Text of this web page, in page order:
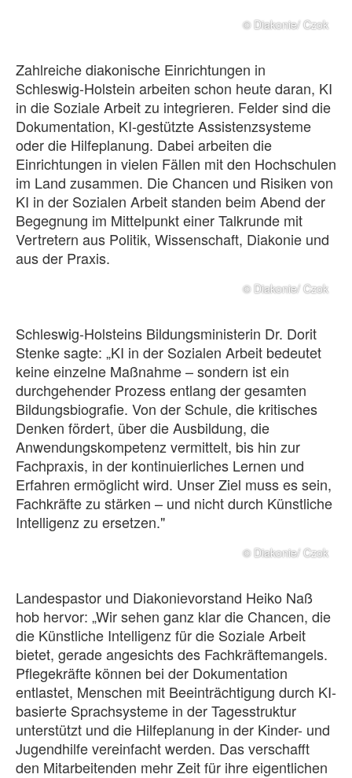
© Diakonie/ Czok
Zahlreiche diakonische Einrichtungen in
Schleswig-Holstein arbeiten schon heute daran, KI
in die Soziale Arbeit zu integrieren. Felder sind die
Dokumentation, KI-gestützte Assistenzsysteme
oder die Hilfeplanung. Dabei arbeiten die
Einrichtungen in vielen Fällen mit den Hochschulen
im Land zusammen. Die Chancen und Risiken von
KI in der Sozialen Arbeit standen beim Abend der
Begegnung im Mittelpunkt einer Talkrunde mit
Vertretern aus Politik, Wissenschaft, Diakonie und
aus der Praxis.
© Diakonie/ Czok
Schleswig-Holsteins Bildungsministerin Dr. Dorit
Stenke sagte: „KI in der Sozialen Arbeit bedeutet
keine einzelne Maßnahme – sondern ist ein
durchgehender Prozess entlang der gesamten
Bildungsbiografie. Von der Schule, die kritisches
Denken fördert, über die Ausbildung, die
Anwendungskompetenz vermittelt, bis hin zur
Fachpraxis, in der kontinuierliches Lernen und
Erfahren ermöglicht wird. Unser Ziel muss es sein,
Fachkräfte zu stärken – und nicht durch Künstliche
Intelligenz zu ersetzen."
© Diakonie/ Czok
Landespastor und Diakonievorstand Heiko Naß
hob hervor: „Wir sehen ganz klar die Chancen, die
die Künstliche Intelligenz für die Soziale Arbeit
bietet, gerade angesichts des Fachkräftemangels.
Pflegekräfte können bei der Dokumentation
entlastet, Menschen mit Beeinträchtigung durch KI-
basierte Sprachsysteme in der Tagesstruktur
unterstützt und die Hilfeplanung in der Kinder- und
Jugendhilfe vereinfacht werden. Das verschafft
den Mitarbeitenden mehr Zeit für ihre eigentlichen